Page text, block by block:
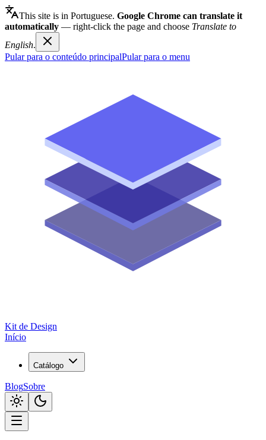
This site is in Portuguese. Google Chrome can translate it
automatically — right-click the page and choose Translate to
English.
Pular para o conteúdo principalPular para o menu
Kit de Design
Início
Catálogo
BlogSobre